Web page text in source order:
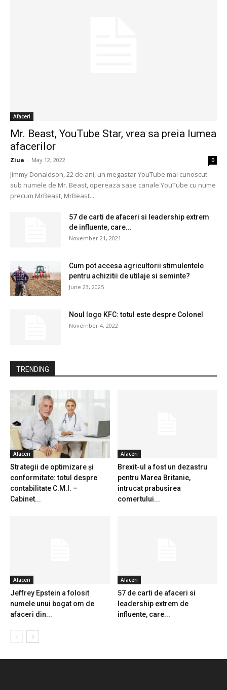
Afaceri
Mr. Beast, YouTube Star, vrea sa preia lumea
afacerilor
Ziua - May 12, 2022 0
Jimmy Donaldson, 22 de ani, un megastar YouTube mai cunoscut
sub numele de Mr. Beast, opereaza sase canale YouTube cu nume
precum MrBeast, MrBeast...
57 de carti de afaceri si leadership extrem
de influente, care...
November 21, 2021
Cum pot accesa agricultorii stimulentele
pentru achizitii de utilaje si seminte?
June 23, 2025
Noul logo KFC: totul este despre Colonel
November 4, 2022
TRENDING
Afaceri
Strategii de optimizare și
conformitate: totul despre
contabilitate C.M.I. –
Cabinet...
Afaceri
Brexit-ul a fost un dezastru
pentru Marea Britanie,
intrucat prabusirea
comertului...
Afaceri
Jeffrey Epstein a folosit
numele unui bogat om de
afaceri din...
Afaceri
57 de carti de afaceri si
leadership extrem de
influente, care...